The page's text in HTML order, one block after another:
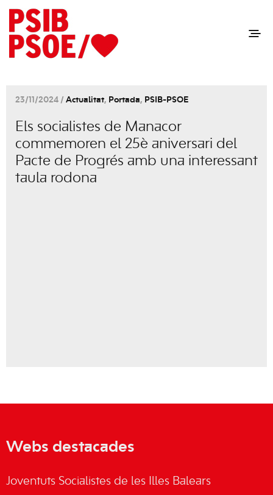
23/11/2024 / Actualitat, Portada, PSIB-PSOE
Els socialistes de Manacor
commemoren el 25è aniversari del
Pacte de Progrés amb una interessant
taula rodona
Webs destacades
Joventuts Socialistes de les Illes Balears